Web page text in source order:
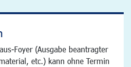
Foyer (Ausgabe beantragter
etc.) kann ohne Termin